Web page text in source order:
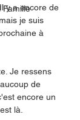
Famille
y a encore de
je suis
à
Je ressens
de
encore un
là.